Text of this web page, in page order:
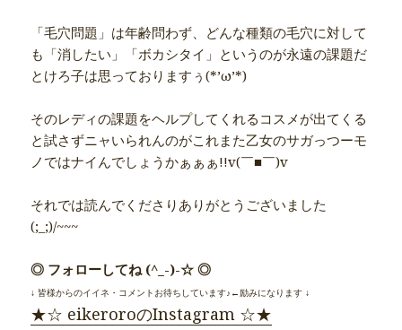
「毛穴問題」は年齢問わず、どんな種類の毛穴に対して
も「消したい」「ボカシタイ」というのが永遠の課題だ
とけろ子は思っておりますぅ(*’ω’*)
そのレディの課題をヘルプしてくれるコスメが出てくる
と試さずニャいられんのがこれまた乙女のサガっつーモ
ノではナイんでしょうかぁぁぁ!!v(￣■￣)v
それでは読んでくださりありがとうございました
(;_;)/~~~
◎ フォローしてね (^_-)-☆ ◎
↓ 皆様からのイイネ・コメントお待ちしています♪←励みになります ↓
★☆ eikeroroのInstagram ☆★